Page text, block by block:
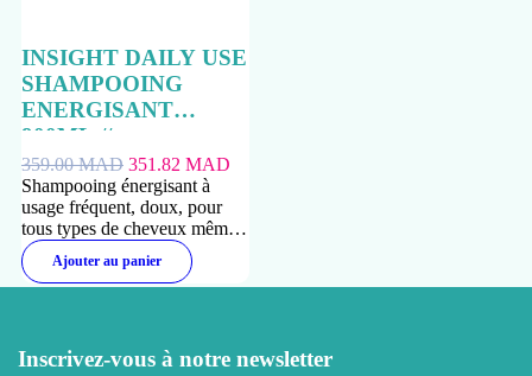
INSIGHT DAILY USE
SHAMPOOING
ENERGISANT
900ML //
359.00MAD 351.82 MAD
Shampooing énergisant à
usage fréquent, doux, pour
tous types de cheveux même
les plus secs.
Ajouter au panier
Inscrivez-vous à notre newsletter